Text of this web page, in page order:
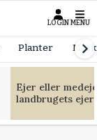
LOGIN MENU
Planter
Ejer eller
landbrugets